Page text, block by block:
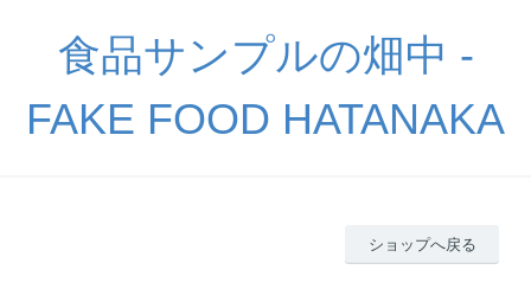
食品サンプルの畑中 -
FAKE FOOD HATANAKA
ショップへ戻る